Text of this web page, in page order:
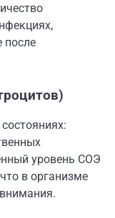
после
уровень СОЭ
в организме